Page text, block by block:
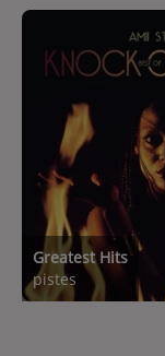
Greatest Hits
pistes